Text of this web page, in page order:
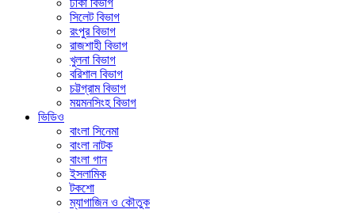
ঢাকা বিভাগ
সিলেট বিভাগ
রংপুর বিভাগ
রাজশাহী বিভাগ
খুলনা বিভাগ
বরিশাল বিভাগ
চট্টগ্রাম বিভাগ
ময়মনসিংহ বিভাগ
ভিডিও
বাংলা সিনেমা
বাংলা নাটক
বাংলা গান
ইসলামিক
টকশো
ম্যাগাজিন ও কৌতুক